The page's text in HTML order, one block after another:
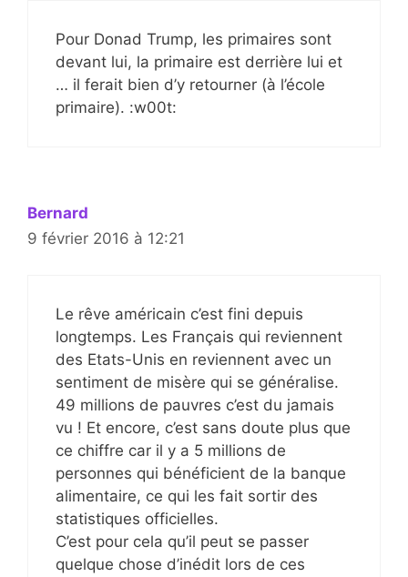
Pour Donad Trump, les primaires sont
devant lui, la primaire est derrière lui et
… il ferait bien d’y retourner (à l’école
primaire). :w00t:
Bernard
9 février 2016 à 12:21
Le rêve américain c’est fini depuis
longtemps. Les Français qui reviennent
des Etats-Unis en reviennent avec un
sentiment de misère qui se généralise.
49 millions de pauvres c’est du jamais
vu ! Et encore, c’est sans doute plus que
ce chiffre car il y a 5 millions de
personnes qui bénéficient de la banque
alimentaire, ce qui les fait sortir des
statistiques officielles.
C’est pour cela qu’il peut se passer
quelque chose d’inédit lors de ces